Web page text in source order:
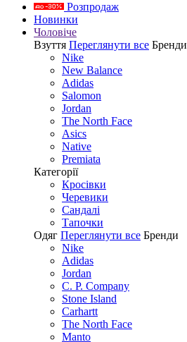
Розпродаж
Новинки
Чоловіче
Взуття Переглянути все Бренди
Nike
New Balance
Adidas
Salomon
Jordan
The North Face
Asics
Native
Premiata
Категорії
Кросівки
Черевики
Сандалі
Tапочки
Одяг Переглянути все Бренди
Nike
Adidas
Jordan
C. P. Company
Stone Island
Carhartt
The North Face
Manto